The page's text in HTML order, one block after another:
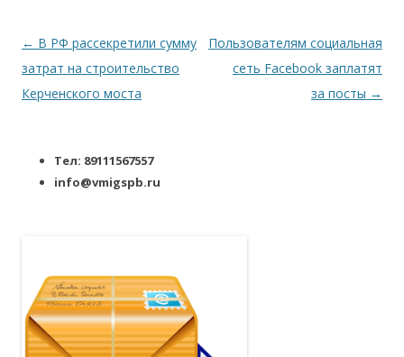
Навигация по записям
← В РФ рассекретили сумму
затрат на строительство
Керченского моста
Пользователям социальная
сеть Facebook заплатят
за посты →
Тел: 89111567557
info@vmigspb.ru